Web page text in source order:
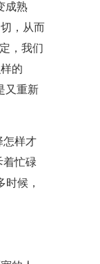
成熟
，从而
，我们
的
又重新
怎样才
着忙碌
候，